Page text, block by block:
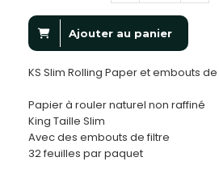
Ajouter au panier
KS Slim Rolling Paper et embouts
Papier à rouler naturel non raffiné
King Taille Slim
Avec des embouts de filtre
32 feuilles par paquet